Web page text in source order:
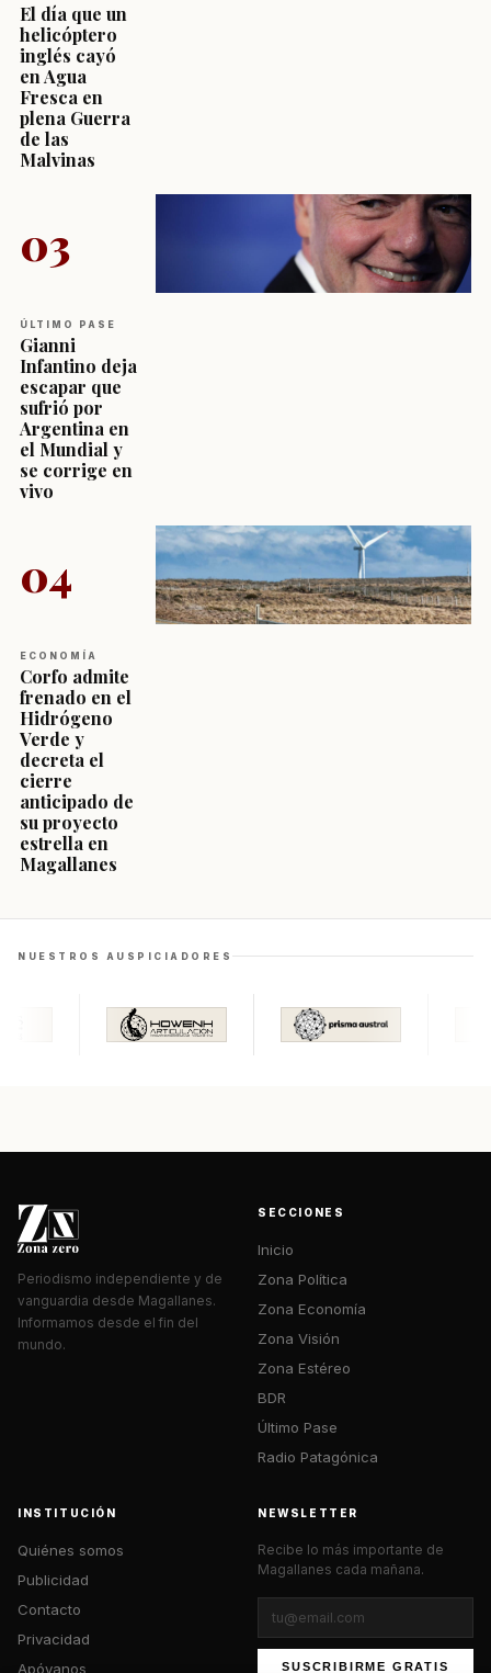
El día que un
helicóptero
inglés cayó
en Agua
Fresca en
plena Guerra
de las
Malvinas
03
ÚLTIMO PASE
Gianni
Infantino deja
escapar que
sufrió por
Argentina en
el Mundial y
se corrige en
vivo
04
ECONOMÍA
Corfo admite
frenado en el
Hidrógeno
Verde y
decreta el
cierre
anticipado de
su proyecto
estrella en
Magallanes
NUESTROS AUSPICIADORES
Periodismo independiente y de
vanguardia desde Magallanes.
Informamos desde el fin del
mundo.
SECCIONES
Inicio
Zona Política
Zona Economía
Zona Visión
Zona Estéreo
BDR
Último Pase
Radio Patagónica
INSTITUCIÓN
Quiénes somos
Publicidad
Contacto
Privacidad
Apóyanos
NEWSLETTER
Recibe lo más importante de
Magallanes cada mañana.
SUSCRIBIRME GRATIS